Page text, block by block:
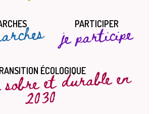
PARTICIPER
je participe
ÉCOLOGIQUE
et durable en
2030